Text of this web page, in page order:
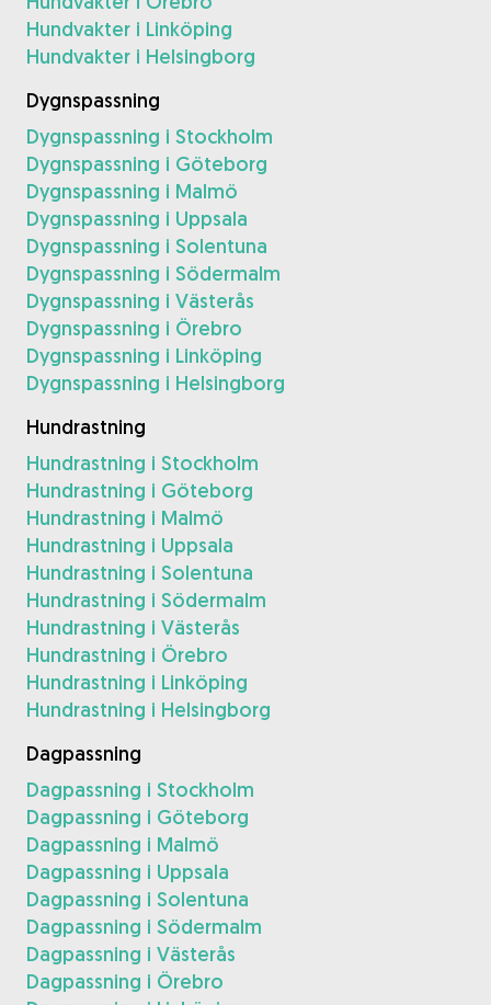
Hundvakter i Linköping
Hundvakter i Helsingborg
Dygnspassning
Dygnspassning i Stockholm
Dygnspassning i Göteborg
Dygnspassning i Malmö
Dygnspassning i Uppsala
Dygnspassning i Solentuna
Dygnspassning i Södermalm
Dygnspassning i Västerås
Dygnspassning i Örebro
Dygnspassning i Linköping
Dygnspassning i Helsingborg
Hundrastning
Hundrastning i Stockholm
Hundrastning i Göteborg
Hundrastning i Malmö
Hundrastning i Uppsala
Hundrastning i Solentuna
Hundrastning i Södermalm
Hundrastning i Västerås
Hundrastning i Örebro
Hundrastning i Linköping
Hundrastning i Helsingborg
Dagpassning
Dagpassning i Stockholm
Dagpassning i Göteborg
Dagpassning i Malmö
Dagpassning i Uppsala
Dagpassning i Solentuna
Dagpassning i Södermalm
Dagpassning i Västerås
Dagpassning i Örebro